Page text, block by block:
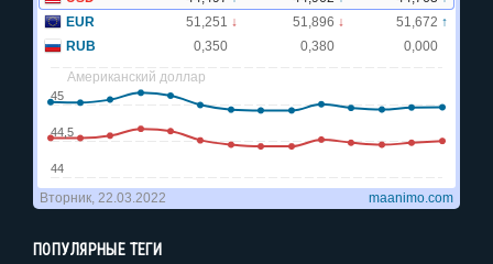
ПОПУЛЯРНЫЕ ТЕГИ